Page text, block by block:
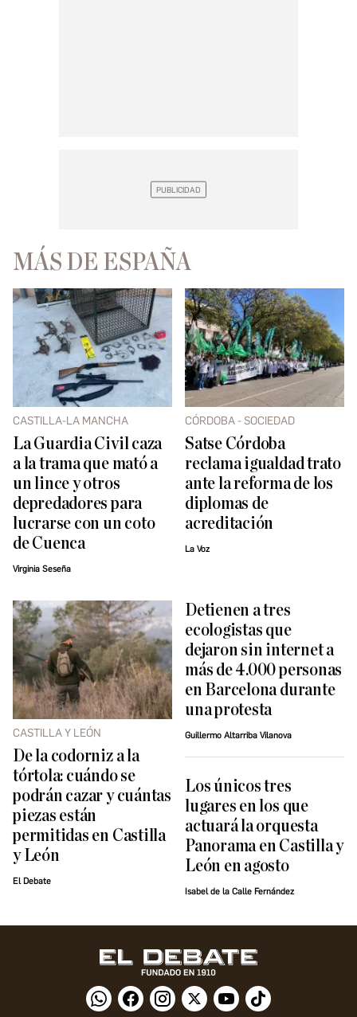
MÁS DE ESPAÑA
CASTILLA-LA MANCHA
La Guardia Civil caza
a la trama que mató a
un lince y otros
depredadores para
lucrarse con un coto
de Cuenca
Virginia Seseña
CÓRDOBA - SOCIEDAD
Satse Córdoba
reclama igualdad trato
ante la reforma de los
diplomas de
acreditación
La Voz
CASTILLA Y LEÓN
De la codorniz a la
tórtola: cuándo se
podrán cazar y cuántas
piezas están
permitidas en Castilla
y León
El Debate
Detienen a tres
ecologistas que
dejaron sin internet a
más de 4.000 personas
en Barcelona durante
una protesta
Guillermo Altarriba Vilanova
Los únicos tres
lugares en los que
actuará la orquesta
Panorama en Castilla y
León en agosto
Isabel de la Calle Fernández